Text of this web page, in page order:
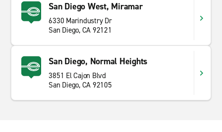
San Diego West, Miramar
6330 Marindustry Dr
San Diego, CA 92121
San Diego, Normal Heights
3851 El Cajon Blvd
San Diego, CA 92105